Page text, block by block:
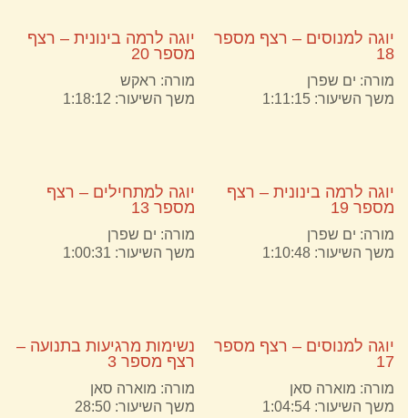
יוגה למנוסים – רצף מספר
18
מורה: ים שפרן
משך השיעור: 1:11:15
יוגה לרמה בינונית – רצף
מספר 20
מורה: ראקש
משך השיעור: 1:18:12
יוגה לרמה בינונית – רצף
מספר 19
מורה: ים שפרן
משך השיעור: 1:10:48
יוגה למתחילים – רצף
מספר 13
מורה: ים שפרן
משך השיעור: 1:00:31
יוגה למנוסים – רצף מספר
17
מורה: מוארה סאן
משך השיעור: 1:04:54
נשימות מרגיעות בתנועה –
רצף מספר 3
מורה: מוארה סאן
משך השיעור: 28:50